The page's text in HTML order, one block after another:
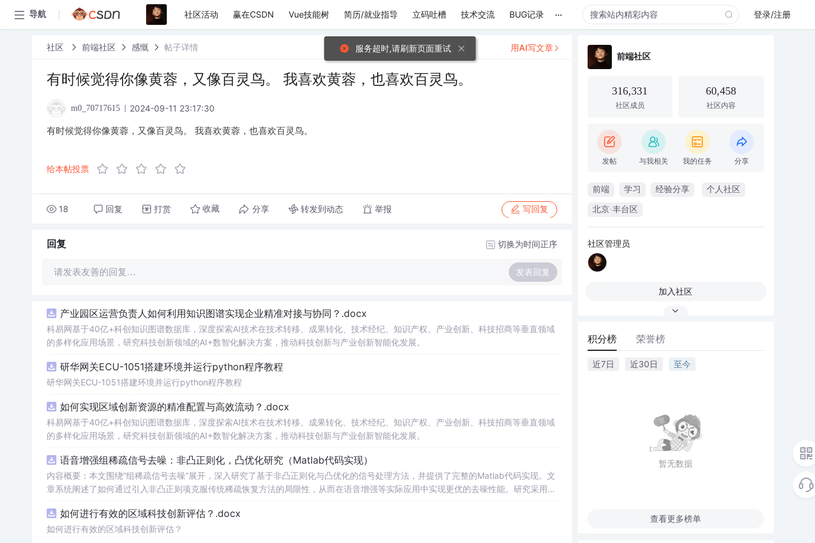
导航 社区活动 赢在CSDN Vue技能树 简历/就业指导 立码吐槽 技术交流 BUG记录 ... 登录/注册
社区 前端社区 感慨 帖子详情
有时候觉得你像黄蓉，又像百灵鸟。 我喜欢黄蓉，也喜欢百灵鸟。
m0_70717615 2024-09-11 23:17:30
有时候觉得你像黄蓉，又像百灵鸟。 我喜欢黄蓉，也喜欢百灵鸟。
给本帖投票
18 回复 打赏 收藏 分享 转发到动态 举报 写回复
用AI写文章
回复 切换为时间正序
请发表友善的回复… 发表回复
产业园区运营负责人如何利用知识图谱实现企业精准对接与协同？.docx
科易网基于40亿+科创知识图谱数据库，深度探索AI技术在技术转移、成果转化、技术经纪、知识产权、产业创新、科技招商等垂直领域
的多样化应用场景，研究科技创新领域的AI+数智化解决方案，推动科技创新与产业创新智能化发展。
研华网关ECU-1051搭建环境并运行python程序教程
研华网关ECU-1051搭建环境并运行python程序教程
如何实现区域创新资源的精准配置与高效流动？.docx
科易网基于40亿+科创知识图谱数据库，深度探索AI技术在技术转移、成果转化、技术经纪、知识产权、产业创新、科技招商等垂直领域
的多样化应用场景，研究科技创新领域的AI+数智化解决方案，推动科技创新与产业创新智能化发展。
语音增强组稀疏信号去噪：非凸正则化，凸优化研究（Matlab代码实现）
内容概要：本文围绕“组稀疏信号去噪”展开，深入研究了基于非凸正则化与凸优化的信号处理方法，并提供了完整的Matlab代码实现。文
章系统阐述了如何通过引入非凸正则项克服传统稀疏恢复方法的局限性，从而在语音增强等实际应用中实现更优的去噪性能。研究采用组
化为可通过凸优化技术求解的形式，并设计了高效的求解算法。通过全面的仿真实验，验证了该方法在提升信噪比和改善语音主观质量方
面的显著优势，尤其在强噪声环境下表现出更强的鲁棒性。; 适合人群：具备一定信号处理理论基础和Matlab编程能力的研究生、科研人
如何进行有效的区域科技创新评估？.docx
如何进行有效的区域科技创新评估？
前端社区
316,331
社区成员
60,458
社区内容
发帖 与我相关 我的任务 分享
前端 学习 经验分享 个人社区
北京·丰台区
社区管理员
加入社区
积分榜 荣誉榜
近7日 近30日 至今
暂无数据
查看更多榜单
服务超时,请刷新页面重试